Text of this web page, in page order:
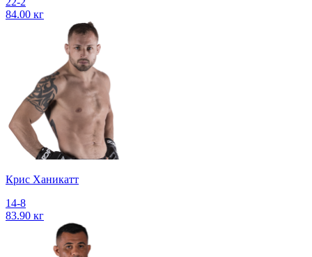
84.00 кг
Крис Ханикатт
14-8
83.90 кг